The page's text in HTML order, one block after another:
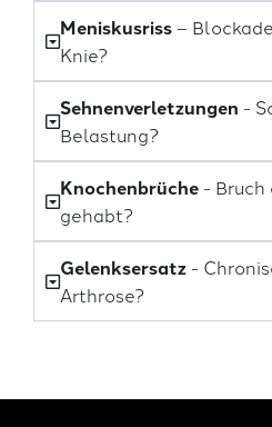
Meniskusriss –
Knie?
Sehnenverletzungen -
Belastung?
Knochenbrüche -
gehabt?
Gelenksersatz -
Arthrose?